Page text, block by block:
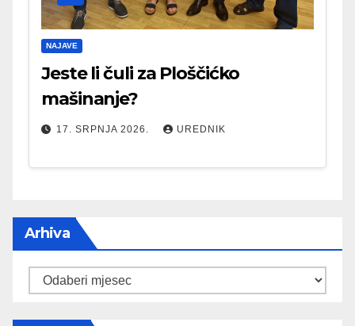
NAJAVE
Jeste li čuli za Ploščićko
mašinanje?
17. SRPNJA 2026. UREDNIK
Arhiva
Arhiva